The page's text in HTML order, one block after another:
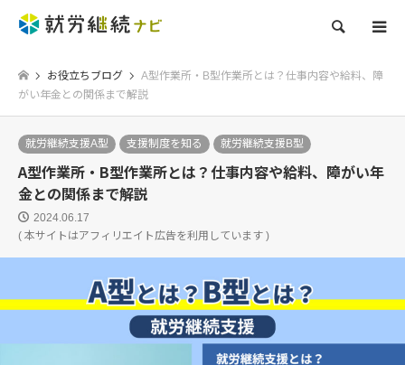
検索
お役立ちブログ
A型作業所・B型作業所とは？仕事内容や給料、障
がい年金との関係まで解説
就労継続支援A型 支援制度を知る 就労継続支援B型
A型作業所・B型作業所とは？仕事内容や給料、障がい年
金との関係まで解説
2024.06.17